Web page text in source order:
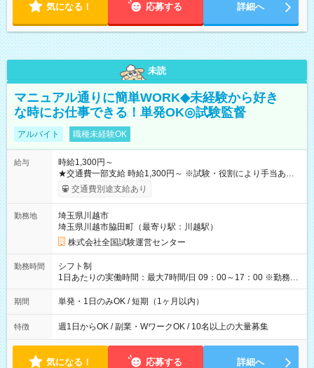
気になる！ 応募する 詳細へ
未読
マニュアル通りに簡単WORK◆未経験から好き
な時にお仕事できる！単発OK◎試験監督
アルバイト 職種未経験OK
給与
時給1,300円～
★交通費一部支給 時給1,300円～ ※試験・役割により手当あり
※勤務回数により昇給あり 【即給（前払い）オプションあ
り！】 希望される場合、勤務から1週間ほどで給与の一部を受け
例】 ・河合塾模擬試験 8:30～17:30（休憩1時間） 時給1,300円
×8時間＝日収10,400円＋交通費 ※当日の役割により時給＋100
円の場合あり ・国家試験 7:00～13:30（休憩なし） 時給1,300
円（役割手当＋100円）×6時間＝日収8,400円＋交通費 【試用期
間】試用期間なし
交通費別途支給あり
勤務地
埼玉県川越市
埼玉県川越市脇田町（最寄り駅：川越駅）
株式会社全国試験運営センター
勤務時間
シフト制
1日あたりの実働時間：最大7時間/日 09：00～17：00 ※勤務時
間は 試験により異なります。
期間 単発・1日のみOK / 短期（1ヶ月以内）
特徴 週1日からOK / 副業・WワークOK / 10名以上の大量募集
気になる！ 応募する 詳細へ